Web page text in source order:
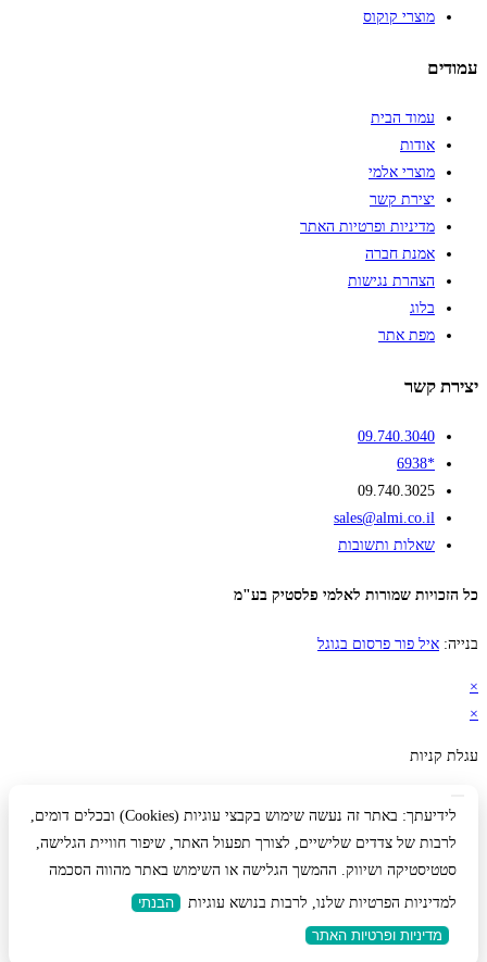
מוצרי קוקוס
עמודים
עמוד הבית
אודות
מוצרי אלמי
יצירת קשר
מדיניות ופרטיות האתר
אמנת חברה
הצהרת נגישות
בלוג
מפת אתר
יצירת קשר
09.740.3040
*6938
09.740.3025
sales@almi.co.il
שאלות ותשובות
כל הזכויות שמורות לאלמי פלסטיק בע"מ
בנייה: איל פור פרסום בגוגל
×
×
עגלת קניות
לידיעתך: באתר זה נעשה שימוש בקבצי עוגיות (Cookies) ובכלים דומים,
לרבות של צדדים שלישיים, לצורך תפעול האתר, שיפור חוויית הגלישה,
סטטיסטיקה ושיווק. ההמשך הגלישה או השימוש באתר מהווה הסכמה
למדיניות הפרטיות שלנו, לרבות בנושא עוגיות
הבנתי
מדיניות ופרטיות האתר